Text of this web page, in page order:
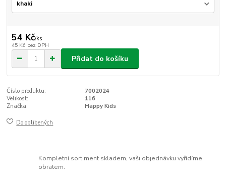
54 Kč/ks
45 Kč bez DPH
Přidat do košíku
Číslo produktu:
7002024
Velikost:
116
Značka:
Happy Kids
Do oblíbených
Kompletní sortiment skladem, vaši objednávku vyřídíme
obratem.